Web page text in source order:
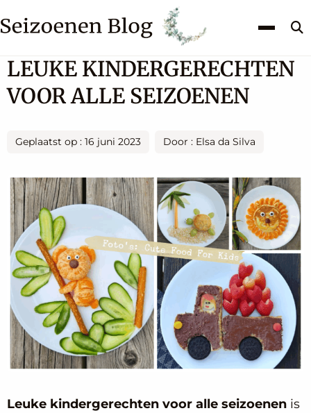
LEUKE KINDERGERECHTEN
VOOR ALLE SEIZOENEN
Geplaatst op : 16 juni 2023 Door : Elsa da Silva
Leuke kindergerechten voor alle seizoenen is